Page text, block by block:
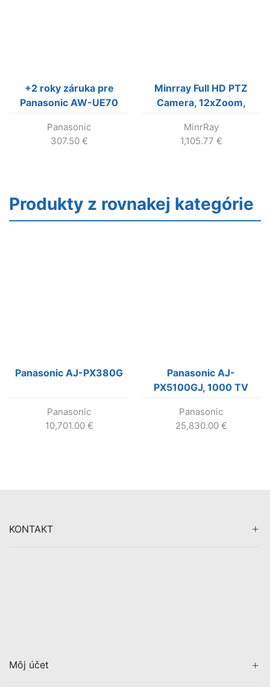
+2 roky záruka pre
Panasonic AW-UE70
Panasonic
307.50 €
Minrray Full HD PTZ
Camera, 12xZoom,
MinrRay
1,105.77 €
Produkty z rovnakej kategórie
Panasonic AJ-PX380G
Panasonic
10,701.00 €
Panasonic AJ-
PX5100GJ, 1000 TV
signal to noise ratio of
62dB.
Panasonic
25,830.00 €
KONTAKT
Môj účet